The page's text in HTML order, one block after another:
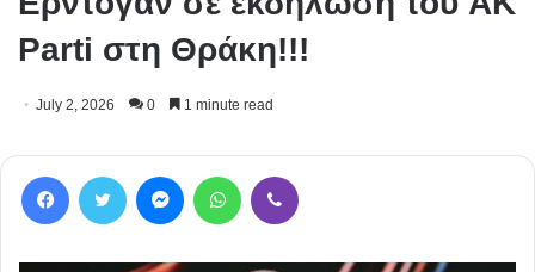
Parti στη Θράκη!!!
July 2, 2026 0 1 minute read